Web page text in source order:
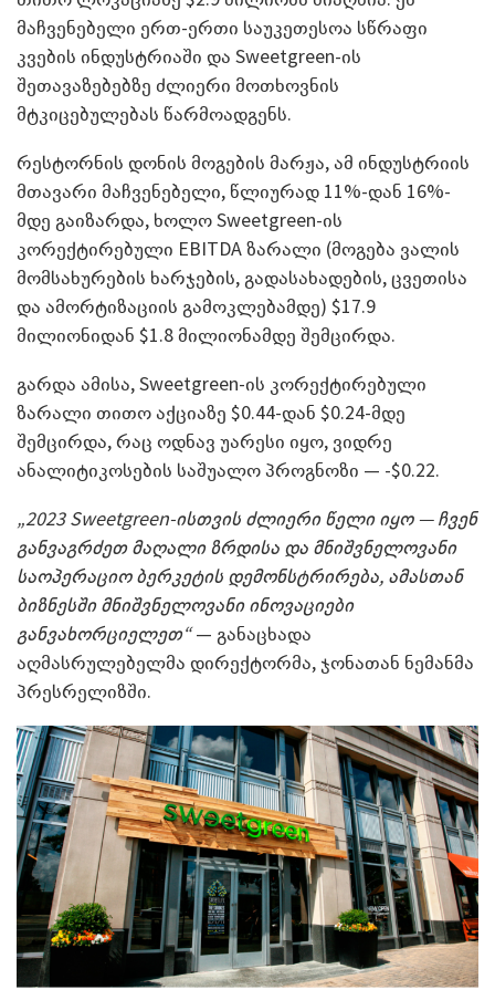
მაჩვენებელი ერთ-ერთი საუკეთესოა სწრაფი
კვების ინდუსტრიაში და Sweetgreen-ის
შეთავაზებებზე ძლიერი მოთხოვნის
მტკიცებულებას წარმოადგენს.
რესტორნის დონის მოგების მარჟა, ამ ინდუსტრიის
მთავარი მაჩვენებელი, წლიურად 11%-დან 16%-
მდე გაიზარდა, ხოლო Sweetgreen-ის
კორექტირებული EBITDA ზარალი (მოგება ვალის
მომსახურების ხარჯების, გადასახადების, ცვეთისა
და ამორტიზაციის გამოკლებამდე) $17.9
მილიონიდან $1.8 მილიონამდე შემცირდა.
გარდა ამისა, Sweetgreen-ის კორექტირებული
ზარალი თითო აქციაზე $0.44-დან $0.24-მდე
შემცირდა, რაც ოდნავ უარესი იყო, ვიდრე
ანალიტიკოსების საშუალო პროგნოზი — -$0.22.
„2023 Sweetgreen-ისთვის ძლიერი წელი იყო — ჩვენ
განვაგრძეთ მაღალი ზრდისა და მნიშვნელოვანი
საოპერაციო ბერკეტის დემონსტრირება, ამასთან
ბიზნესში მნიშვნელოვანი ინოვაციები
განვახორციელეთ“— განაცხადა
აღმასრულებელმა დირექტორმა, ჯონათან ნემანმა
პრესრელიზში.